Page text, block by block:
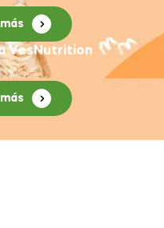
VesNutrition